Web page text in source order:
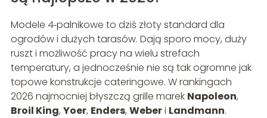
Modele 4‑palnikowe to dziś złoty standard dla
ogrodów i dużych tarasów. Dają sporo mocy, duży
ruszt i możliwość pracy na wielu strefach
temperatury, a jednocześnie nie są tak ogromne jak
topowe konstrukcje cateringowe. W rankingach
2026 najmocniej błyszczą grille marek Napoleon,
Broil King, Yoer, Enders, Weberi Landmann.